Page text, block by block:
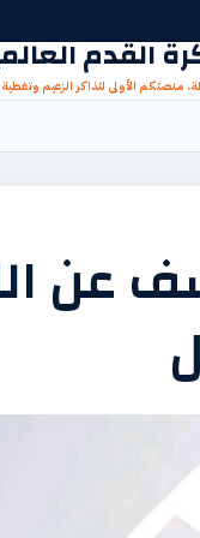
القدم
منصتكم الأولى لتذاكر الزعيم